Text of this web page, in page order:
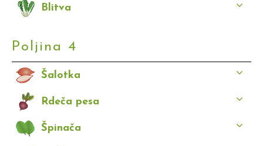
Blitva
Poljina 4
Šalotka
Rdeča pesa
Špinača